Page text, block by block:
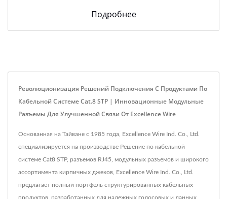
Подробнее
Революционизация Решений Подключения С Продуктами По
Кабельной Системе Cat.8 STP | Инновационные Модульные
Разъемы Для Улучшенной Связи От Excellence Wire
Основанная на Тайване с 1985 года, Excellence Wire Ind. Co., Ltd.
специализируется на производстве Решение по кабельной
системе Cat8 STP, разъемов RJ45, модульных разъемов и широкого
ассортимента кирпичных джеков, Excellence Wire Ind. Co., Ltd.
предлагает полный портфель структурированных кабельных
продуктов, разработанных для надежных голосовых и данных